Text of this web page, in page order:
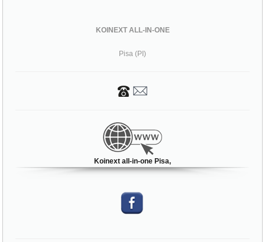
KOINEXT ALL-IN-ONE
Pisa (PI)
Koinext all-in-one Pisa,